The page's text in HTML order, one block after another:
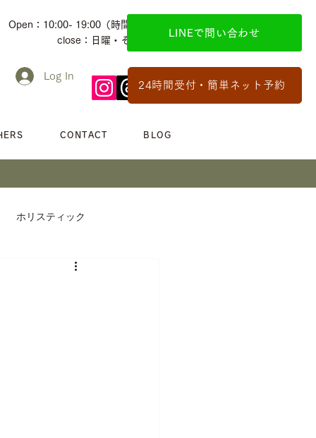
LINEで問い合わせ
24時間受付・簡単ネット予約
Open：10:00- 19:00（時間外応相談）
close：日曜・その他不定休
Log In
CONTACT BLOG
ホリスティック